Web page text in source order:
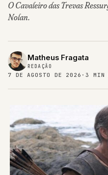
O Cavaleiro das Trevas
Nolan.
Matheus Fragata
REDAÇÃO
7 DE AGOSTO DE 2026 · 3 MIN